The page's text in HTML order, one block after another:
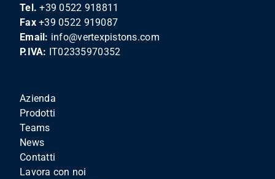
Tel. +39 0522 918811
Fax +39 0522 919087
Email: info@vertexpistons.com
P.IVA: IT02335970352
Azienda
Prodotti
Teams
News
Contatti
Lavora con noi